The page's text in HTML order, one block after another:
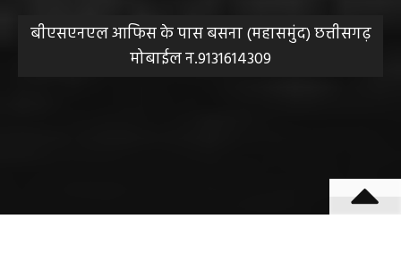
बीएसएनएल आफिस के पास बसना (महासमुंद) छत्तीसगढ़
मोबाईल न.9131614309